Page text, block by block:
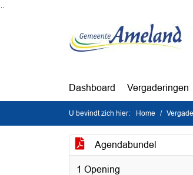
Dashboard Vergaderingen
U bevindt zich hier: Home
Agendabundel
1 Opening